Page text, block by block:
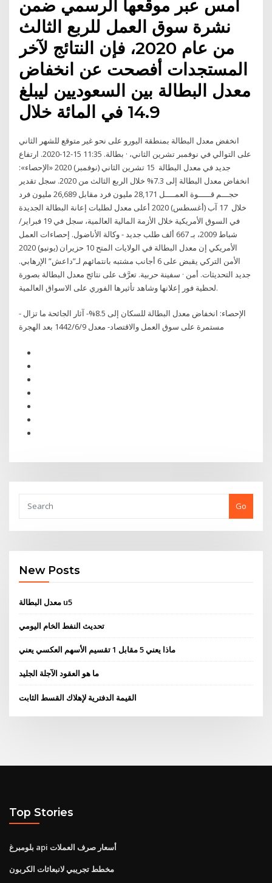
أمس عبر موقعها الرسمي ضمن
نشرة سوق العمل للربع الثالث
من عام 2020، فإن النتائج لآخر
المستجدات أفصحت عن انخفاض
معدل البطالة بين السعوديين ليبلغ
14.9 في المائة خلال
انخفض معدل البطالة بمنطقة اليورو على نحو غير متوقع للشهر الثاني
على التوالي في نوفمبر تشرين الثاني، · بطالة. 11:35 15-12-2020. ارتفاع
جديد في معدل البطالة 15 تشرين الثاني (نوفمبر) 2020 «الإحصاء»:
انخفاض معدل البطالة إلى 7.3% خلال الربع الثالث من 2020. سجل تقدير
حجـــم قـــــوة العمــــل 28,171 مليون فرد مقابل 26,689 مليون فرد
خلال 17 آب (أغسطس) 2020 أعلى معدل لطلبات إعانة البطالة الجديدة
في السوق الأمريكية خلال الأزمة المالية العالمية، سجل في 19 فبراير/
شباط 2009، بـ 667 ألف طلب جديد - وكالة الأناضول. إحصاءات العمل
الأمريكي إن معدل البطالة في الولايات المتح 10 حزيران (يونيو) 2020
الأمن التركي يقبض على 6 أجانب مشتبه بانتمائهم لـ”داعش” الإرهابي.
جديد التحديثات. أمن · سفينة حربية. تعرَّف على نتائج معدل البطالة بصورة
لحظية فور إعلانها وشاهد تأثيرها الفوري على الاسواق العالمية.
- الإحصاء: انخفاض معدل البطالة للسكان إلى 8.5%- آثار الجائحة ما تزال
مستمرة على سوق العمل والاقتصاد- معدل 9‏‏/6‏‏/1442 بعد الهجرة
Go
New Posts
معدل البطالة u5
تحديث النفط الخام اليومي
ماذا يعني 5 مقابل 1 تقسيم الأسهم العكسي يعني
ما هو العقود الآجلة الجليد
القيمة الدفترية لإهلاك القسط الثابت
Top Stories
بلومبرغ api أسعار صرف العملات
مخطط تجريبي لانبعاثات الكربون